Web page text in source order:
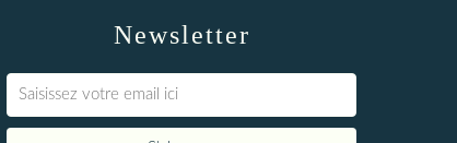
Newsletter